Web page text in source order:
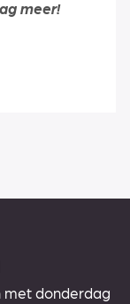
meer!
met donderdag